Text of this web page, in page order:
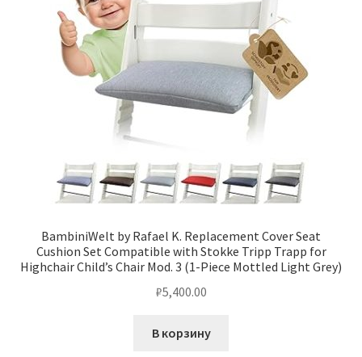
BambiniWelt by Rafael K. Replacement Cover Seat
Cushion Set Compatible with Stokke Tripp Trapp for
Highchair Child’s Chair Mod. 3 (1-Piece Mottled Light Grey)
₽5,400.00
В корзину